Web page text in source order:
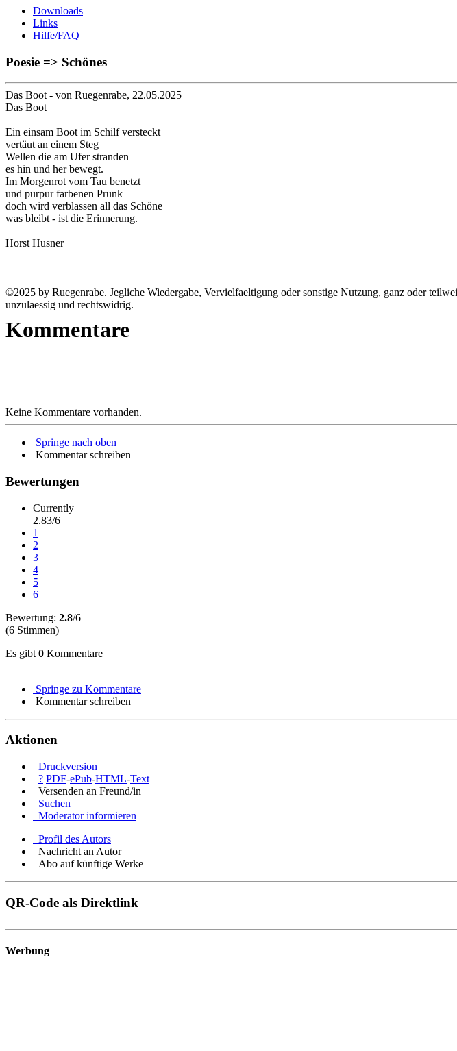
Downloads
Links
Hilfe/FAQ
Poesie => Schönes
Das Boot- von Ruegenrabe, 22.05.2025
Das Boot
Ein einsam Boot im Schilf versteckt
vertäut an einem Steg
Wellen die am Ufer stranden
es hin und her bewegt.
Im Morgenrot vom Tau benetzt
und purpur farbenen Prunk
doch wird verblassen all das Schöne
was bleibt - ist die Erinnerung.
Horst Husner
©2025 by Ruegenrabe. Jegliche Wiedergabe, Vervielfaeltigung oder sonstige Nutzung, ganz oder
unzulaessig und rechtswidrig.
Kommentare
Keine Kommentare vorhanden.
Springe nach oben
Kommentar schreiben
Bewertungen
Currently
2.83/6
1
2
3
4
5
6
Bewertung: 2.8/6
(6 Stimmen)
Es gibt 0 Kommentare
Springe zu Kommentare
Kommentar schreiben
Aktionen
Druckversion
? PDF-ePub-HTML-Text
Versenden an Freund/in
Suchen
Moderator informieren
Profil des Autors
Nachricht an Autor
Abo auf künftige Werke
QR-Code als Direktlink
Werbung